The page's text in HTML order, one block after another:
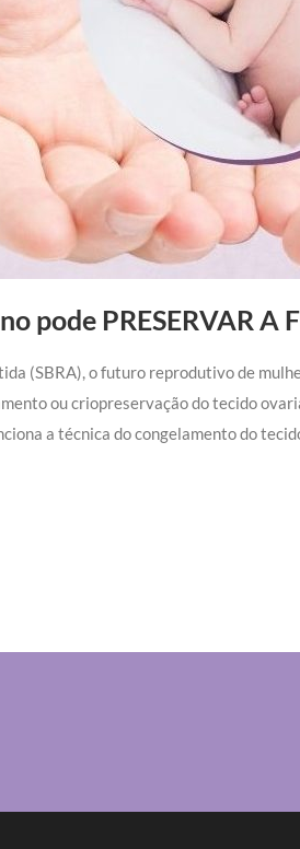
pode PRESERVAR A
(SBRA), o futuro reprodutivo de
ou criopreservação do tecido
a técnica do congelamento do